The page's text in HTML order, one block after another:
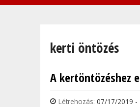
kerti öntözés
A kertöntözéshez
Létrehozás: 07/17/2019 -